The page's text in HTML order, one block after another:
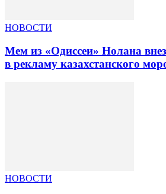
НОВОСТИ
Мем из «Одиссеи» Нолана
в рекламу казахстанского
НОВОСТИ